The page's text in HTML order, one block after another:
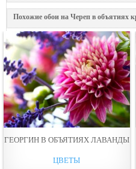
Похожие обои на Череп в объятиях
ГЕОРГИН В ОБЪЯТИЯХ ЛАВАНДЫ
ЦВЕТЫ